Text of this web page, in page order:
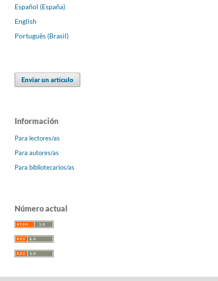
Español (España)
English
Português (Brasil)
Enviar un artículo
Información
Para lectores/as
Para autores/as
Para bibliotecarios/as
Número actual